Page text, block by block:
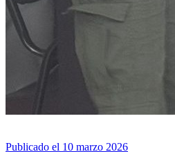
Publicado el 10 marzo 2026